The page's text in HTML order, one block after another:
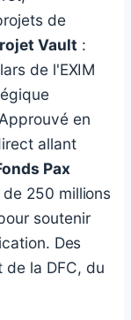
de
Vault:
de l'EXIM
en
allant
Pax
250 millions
soutenir
Des
la DFC, du